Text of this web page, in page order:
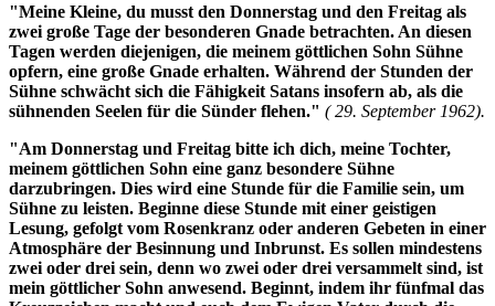
"Meine Kleine, du musst den Donnerstag und den Freitag als
zwei große Tage der besonderen Gnade betrachten. An diesen
Tagen werden diejenigen, die meinem göttlichen Sohn Sühne
opfern, eine große Gnade erhalten. Während der Stunden der
Sühne schwächt sich die Fähigkeit Satans insofern ab, als die
sühnenden Seelen für die Sünder flehen." ( 29. September 1962).
"Am Donnerstag und Freitag bitte ich dich, meine Tochter,
meinem göttlichen Sohn eine ganz besondere Sühne
darzubringen. Dies wird eine Stunde für die Familie sein, um
Sühne zu leisten. Beginne diese Stunde mit einer geistigen
Lesung, gefolgt vom Rosenkranz oder anderen Gebeten in einer
Atmosphäre der Besinnung und Inbrunst. Es sollen mindestens
zwei oder drei sein, denn wo zwei oder drei versammelt sind, ist
mein göttlicher Sohn anwesend. Beginnt, indem ihr fünfmal das